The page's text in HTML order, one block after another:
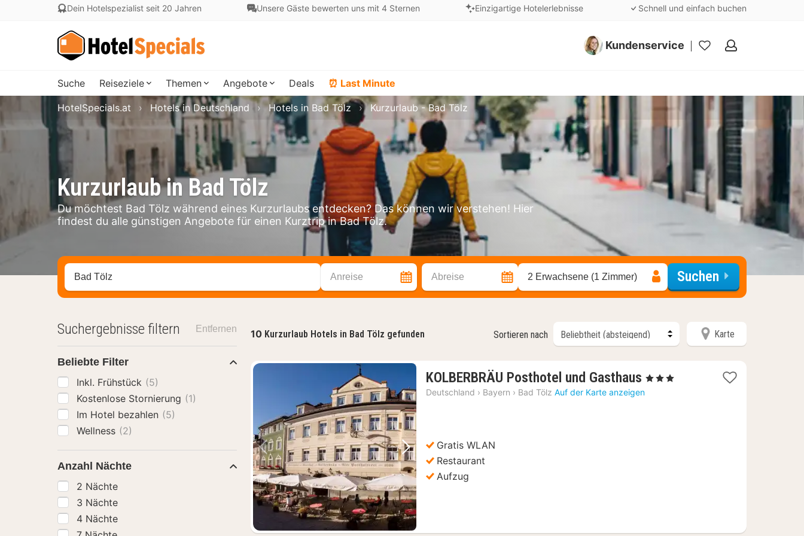
Dein Hotelspezialist seit 20 Jahren Unsere Gäste bewerten uns mit 4 Sternen Einzigartige Hotelerlebnisse Schnell und einfach buchen
Kundenservice
Meine
Suche Reiseziele Themen Angebote Deals ⏰ Last Minute
Kurzurlaub in Bad Tölz
Du möchtest Bad Tölz während eines Kurzurlaubs entdecken? Das können wir verstehen! Hier
findest du alle günstigen Angebote für einen Kurztrip in Bad Tölz.
HotelSpecials.at Hotels in Deutschland Hotels in Bad Tölz Kurzurlaub - Bad Tölz
Stadt, Region oder Hotel suchen Anreise Abreise 2 Erwachsene (1 Zimmer) Suchen
10 Kurzurlaub Hotels in Bad Tölz gefunden Sortieren nach Karte
Vorheriges Bild Nächstes Bild
KOLBERBRÄU Posthotel und Gasthaus 1
, 3 Sterne
Deutschland › Bayern › Bad Tölz Auf der Karte anzeigen
Gratis WLAN
Restaurant
Aufzug
Suchergebnisse filtern Entfernen
Beliebte Filter
Inkl. Frühstück (5)
Kostenlose Stornierung (1)
Im Hotel bezahlen (5)
Wellness (2)
Anzahl Nächte
2 Nächte
3 Nächte
4 Nächte